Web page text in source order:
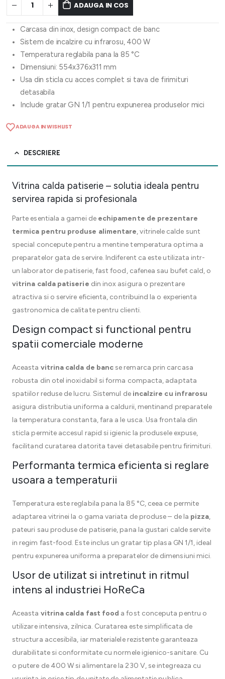
ADAUGA IN COS
Carcasa din inox, design compact de banc
Sistem de incalzire cu infrarosu, 400 W
Temperatura reglabila pana la 85 °C
Dimensiuni: 554x376x311 mm
Usa din sticla cu acces complet si tava de firimituri
detasabila
Include gratar GN 1/1 pentru expunerea produselor mici
ADAUGA IN WISHLIST
DESCRIERE
Vitrina calda patiserie – solutia ideala pentru
servirea rapida si profesionala
Parte esentiala a gamei de echipamente de prezentare
termica pentru produse alimentare, vitrinele calde sunt
special concepute pentru a mentine temperatura optima a
preparatelor gata de servire. Indiferent ca este utilizata intr-
un laborator de patiserie, fast food, cafenea sau bufet cald, o
vitrina calda patiserie din inox asigura o prezentare
atractiva si o servire eficienta, contribuind la o experienta
gastronomica de calitate pentru clienti.
Design compact si functional pentru
spatii comerciale moderne
Aceasta vitrina calda de bancse remarca prin carcasa
robusta din otel inoxidabil si forma compacta, adaptata
spatiilor reduse de lucru. Sistemul de incalzire cu infrarosu
asigura distributia uniforma a caldurii, mentinand preparatele
la temperatura constanta, fara a le usca. Usa frontala din
sticla permite accesul rapid si igienic la produsele expuse,
facilitand curatarea datorita tavei detasabile pentru firimituri.
Performanta termica eficienta si reglare
usoara a temperaturii
Temperatura este reglabila pana la 85 °C, ceea ce permite
adaptarea vitrinei la o gama variata de produse – de la pizza,
pateuri sau produse de patiserie, pana la gustari calde servite
in regim fast-food. Este inclus un gratar tip plasa GN 1/1, ideal
pentru expunerea uniforma a preparatelor de dimensiuni mici.
Usor de utilizat si intretinut in ritmul
intens al industriei HoReCa
Aceasta vitrina calda fast food a fost conceputa pentru o
utilizare intensiva, zilnica. Curatarea este simplificata de
structura accesibila, iar materialele rezistente garanteaza
durabilitate si conformitate cu normele igienico-sanitare. Cu
o putere de 400 W si alimentare la 230 V, se integreaza cu